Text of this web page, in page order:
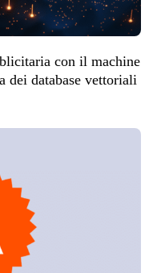
con il machine
dei database vettoriali